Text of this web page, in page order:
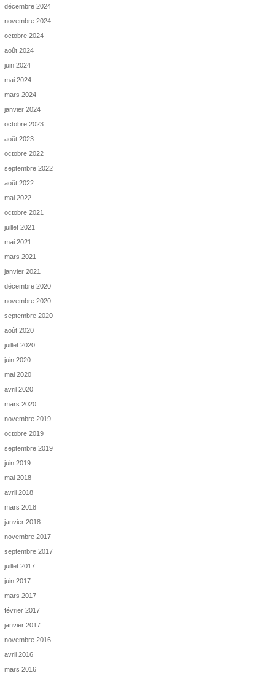
décembre 2024
novembre 2024
octobre 2024
août 2024
juin 2024
mai 2024
mars 2024
janvier 2024
octobre 2023
août 2023
octobre 2022
septembre 2022
août 2022
mai 2022
octobre 2021
juillet 2021
mai 2021
mars 2021
janvier 2021
décembre 2020
novembre 2020
septembre 2020
août 2020
juillet 2020
juin 2020
mai 2020
avril 2020
mars 2020
novembre 2019
octobre 2019
septembre 2019
juin 2019
mai 2018
avril 2018
mars 2018
janvier 2018
novembre 2017
septembre 2017
juillet 2017
juin 2017
mars 2017
février 2017
janvier 2017
novembre 2016
avril 2016
mars 2016